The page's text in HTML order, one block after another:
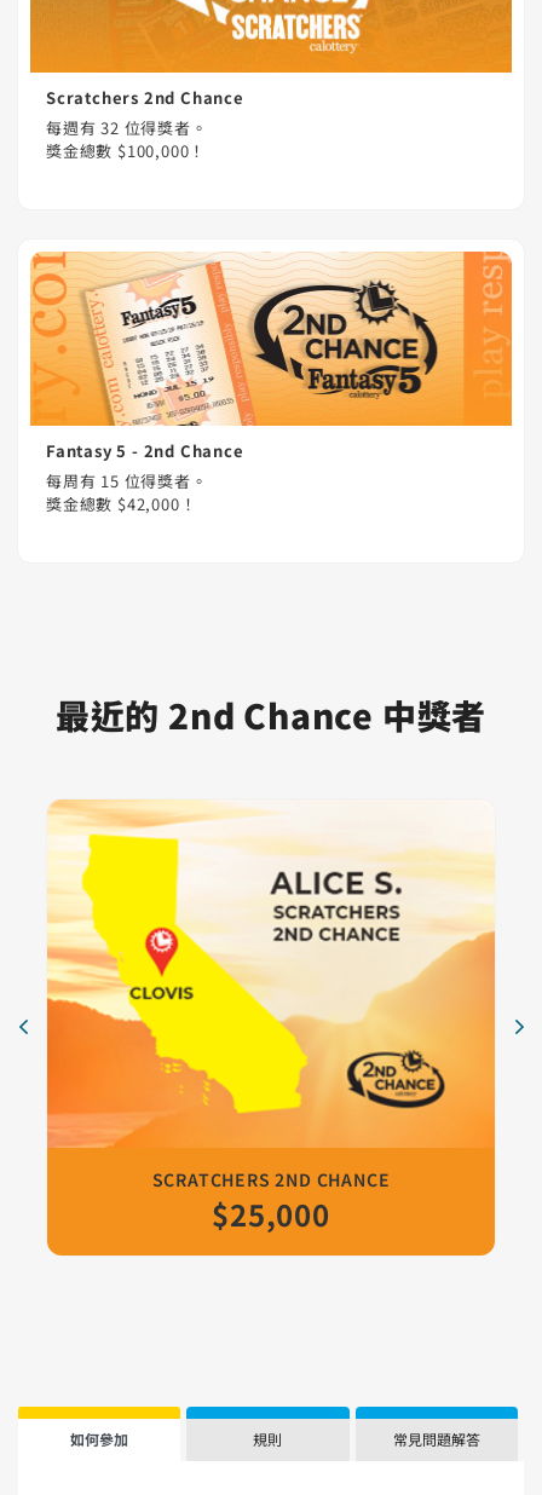
Scratchers 2nd Chance
每週有 32 位得獎者。
獎金總數 $100,000！
Fantasy 5 - 2nd Chance
每周有 15 位得獎者。
獎金總數 $42,000！
最近的 2nd Chance 中獎者
卡片 3
加州瓦列霍 | Wayne P. | Scratchers 2nd Chance
Scratchers 2nd Chance
$25,000
卡片 4
Costa Mesa，加利福尼亞州 | Timothy N. | Fantasy 5
Fantasy 5 2nd Chance
$10,000
卡片 5
加州埃爾多拉多山｜史蒂夫 R.｜Scratchers 2nd Chance
Scratchers 2nd Chance
$25,000
卡片 6
San Diego，加州 | Susana G. | Fantasy 5 2nd Chance
Fantasy 5 2nd Chance
$10,000
卡片 7
加州斯托克頓、Martin R.、SuperLotto Plus 2nd
Superlotto Plus 2nd Chance
$15,000
卡片 8
加州萊克伍德｜瑪格麗特·G.｜SuperLotto Plus 2nd
Superlotto Plus 2nd Chance
$15,000
卡片 9
加州納帕 | 傑米·M. | Superlotto 2nd Chance
Superlotto Plus 2nd Chance
$15,000
卡片 10
加州舊金山 | 琳達 Y。| SuperLotto Plus 2nd Chance
Superlotto Plus 2nd Chance
$15,000
SCRATCHERS 2ND CHANCE
$25,000
如何參加 規則 常見問題解答